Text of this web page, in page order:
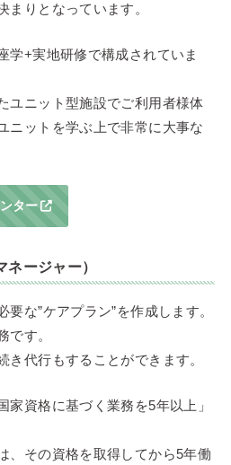
まりとなっています。
学+実地研修で構成されていま
ユニット型施設でご利用者様体
ニットを学ぶ上で非常に大事な
ター
ージャー）
な”ケアプラン”を作成します。
です。
き代行もすることができます。
家資格に基づく業務を5年以上」
、その資格を取得してから5年働